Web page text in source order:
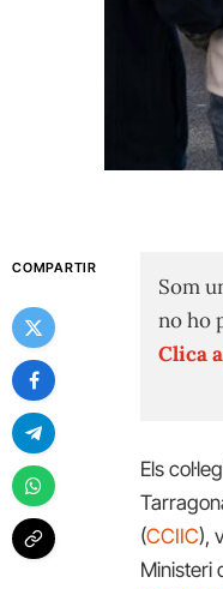
COMPARTIR
Som
no ho
Clica
Els
(CCIIC),
Ministeri